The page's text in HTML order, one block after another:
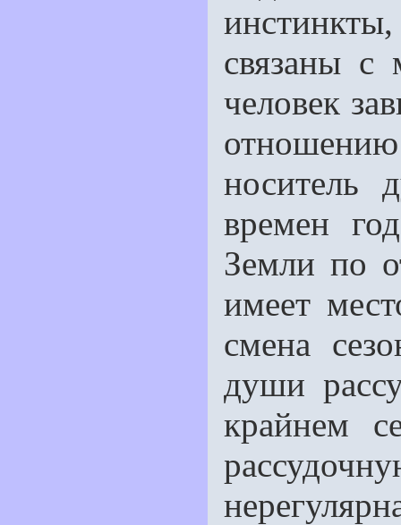
связаны с
человек
носитель
времен
Земли по
имеет
смена
души
крайнем